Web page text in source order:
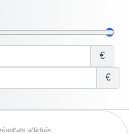
€
€
affichés